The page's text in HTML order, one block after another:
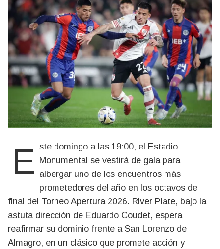
Este domingo a las 19:00, el Estadio
Monumental se vestirá de gala para
albergar uno de los encuentros más
prometedores del año en los octavos de
final del Torneo Apertura 2026. River Plate, bajo la
astuta dirección de Eduardo Coudet, espera
reafirmar su dominio frente a San Lorenzo de
Almagro, en un clásico que promete acción y